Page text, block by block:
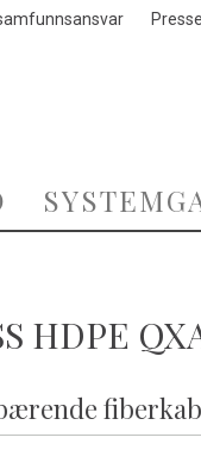
Presse
HDPE